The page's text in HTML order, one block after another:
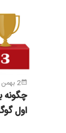
2 بهمن 1398
چگونه
اول